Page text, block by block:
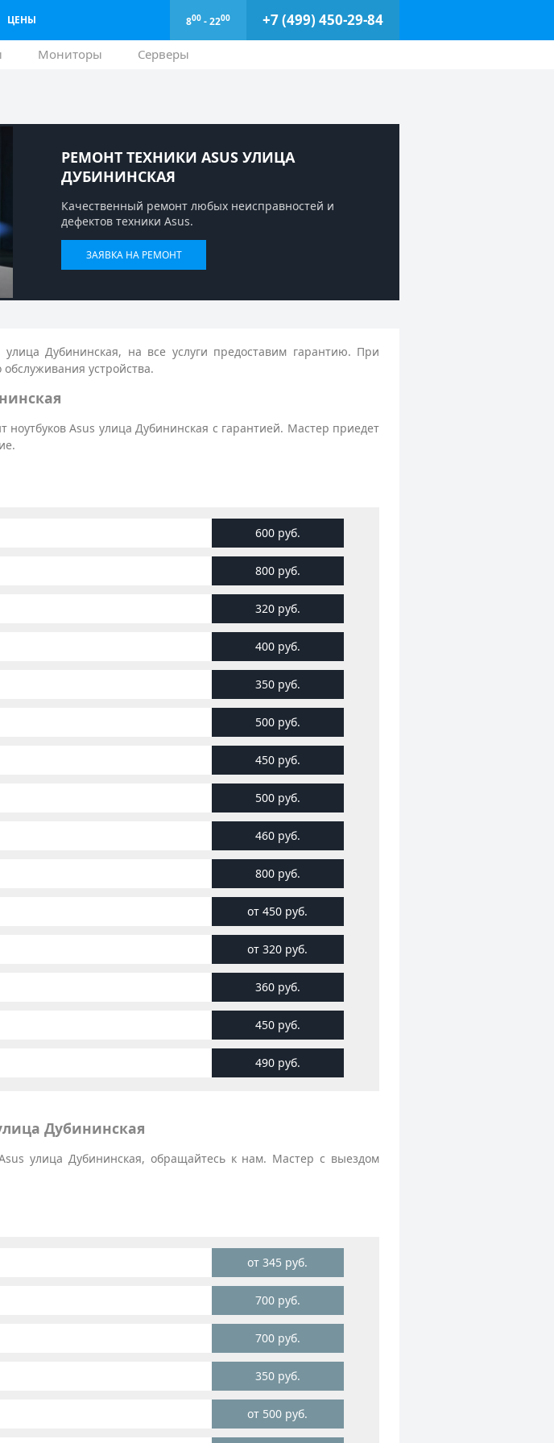
ЦЕНЫ 800 - 2200 +7 (499) 450-29-84
Мониторы Серверы
РЕМОНТ ТЕХНИКИ ASUS УЛИЦА
ДУБИНИНСКАЯ
Качественный ремонт любых неисправностей и
дефектов техники Asus.
ЗАЯВКА НА РЕМОНТ
Дубининская, на все услуги предоставим гарантию. При
устройства.
Asus улица Дубининская с гарантией. Мастер приедет
600 руб.
800 руб.
320 руб.
400 руб.
350 руб.
500 руб.
450 руб.
500 руб.
460 руб.
800 руб.
от 450 руб.
от 320 руб.
360 руб.
450 руб.
490 руб.
Дубининская
улица Дубининская, обращайтесь к нам. Мастер с выездом
от 345 руб.
700 руб.
700 руб.
350 руб.
от 500 руб.